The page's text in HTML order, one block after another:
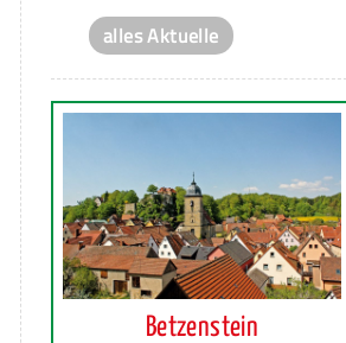
alles Aktuelle
Betzenstein